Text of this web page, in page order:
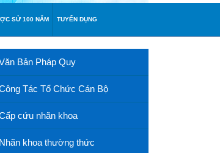
SỬ 100 NĂM TUYỂN DỤNG
Bản Pháp Quy
Tác Tổ Chức Cán Bộ
cứu nhãn khoa
Nhãn khoa thường thức